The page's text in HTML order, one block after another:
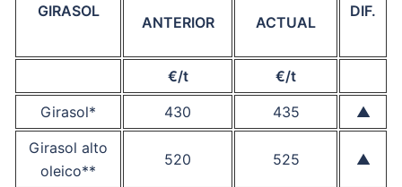
GIRASOL
ANTERIOR ACTUAL
DIF.
€/t
€/t
Girasol*
430 435
▲
Girasol alto
oleico**
520 525 ▲